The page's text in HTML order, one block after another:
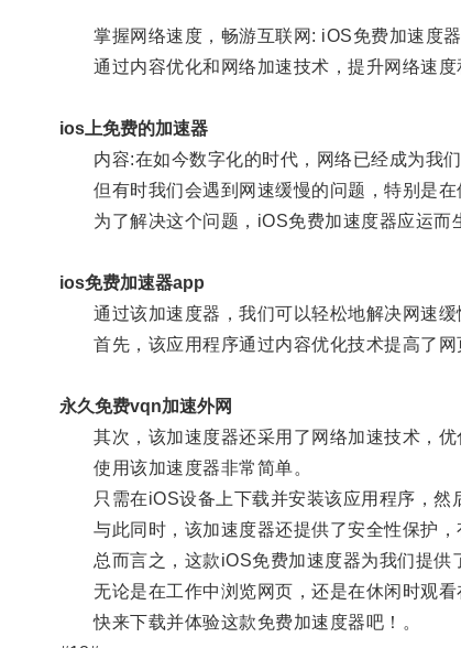
掌握网络速度，畅游互联网: iOS免费加速度器
通过内容优化和网络加速技术，提升网络速度
ios上免费的加速器
内容:在如今数字化的时代，网络已经成为我们
但有时我们会遇到网速缓慢的问题，特别是在
为了解决这个问题，iOS免费加速度器应运而
ios免费加速器app
通过该加速度器，我们可以轻松地解决网速缓
首先，该应用程序通过内容优化技术提高了网
永久免费vqn加速外网
其次，该加速度器还采用了网络加速技术，优
使用该加速度器非常简单。
只需在iOS设备上下载并安装该应用程序，然
与此同时，该加速度器还提供了安全性保护，
总而言之，这款iOS免费加速度器为我们提供
无论是在工作中浏览网页，还是在休闲时观看
快来下载并体验这款免费加速度器吧！。